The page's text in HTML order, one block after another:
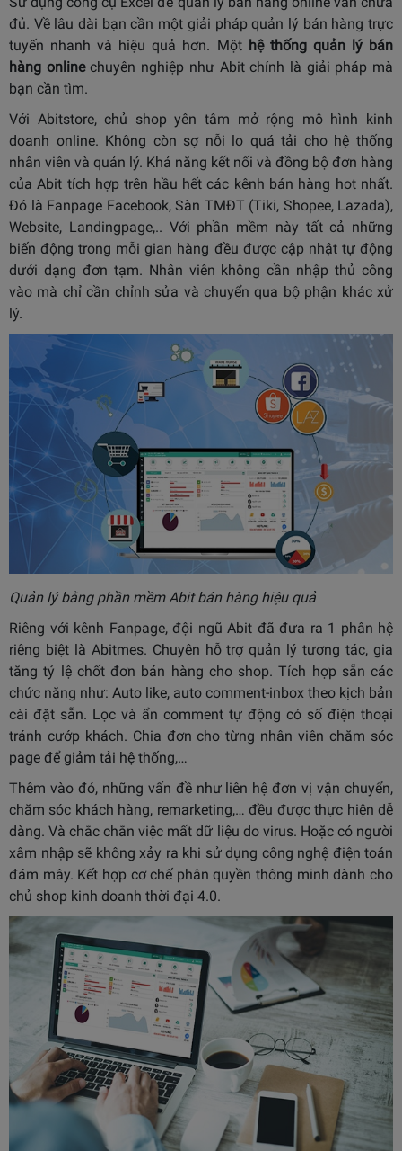
đủ. Về lâu dài bạn cần một giải pháp quản lý bán hàng trực
tuyến nhanh và hiệu quả hơn. Một hệ thống quản lý bán
hàng online chuyên nghiệp như Abit chính là giải pháp mà
bạn cần tìm.
Với Abitstore, chủ shop yên tâm mở rộng mô hình kinh
doanh online. Không còn sợ nỗi lo quá tải cho hệ thống
nhân viên và quản lý. Khả năng kết nối và đồng bộ đơn hàng
của Abit tích hợp trên hầu hết các kênh bán hàng hot nhất.
Đó là Fanpage Facebook, Sàn TMĐT (Tiki, Shopee, Lazada),
Website, Landingpage,.. Với phần mềm này tất cả những
biến động trong mỗi gian hàng đều được cập nhật tự động
dưới dạng đơn tạm. Nhân viên không cần nhập thủ công
vào mà chỉ cần chỉnh sửa và chuyển qua bộ phận khác xử
lý.
Quản lý bằng phần mềm Abit bán hàng hiệu quả
Riêng với kênh Fanpage, đội ngũ Abit đã đưa ra 1 phân hệ
riêng biệt là Abitmes. Chuyên hỗ trợ quản lý tương tác, gia
tăng tỷ lệ chốt đơn bán hàng cho shop. Tích hợp sẵn các
chức năng như: Auto like, auto comment-inbox theo kịch bản
cài đặt sẵn. Lọc và ẩn comment tự động có số điện thoại
tránh cướp khách. Chia đơn cho từng nhân viên chăm sóc
page để giảm tải hệ thống,…
Thêm vào đó, những vấn đề như liên hệ đơn vị vận chuyển,
chăm sóc khách hàng, remarketing,… đều được thực hiện dễ
dàng. Và chắc chắn việc mất dữ liệu do virus. Hoặc có người
xâm nhập sẽ không xảy ra khi sử dụng công nghệ điện toán
đám mây. Kết hợp cơ chế phân quyền thông minh dành cho
chủ shop kinh doanh thời đại 4.0.